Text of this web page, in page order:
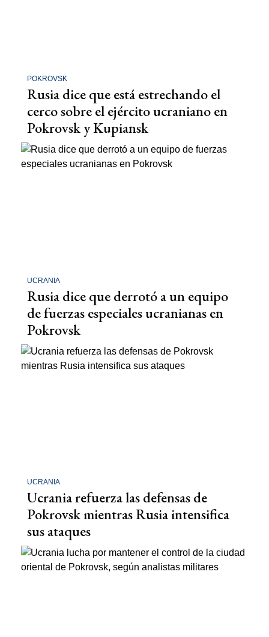
POKROVSK
Rusia dice que está estrechando el
cerco sobre el ejército ucraniano en
Pokrovsk y Kupiansk
UCRANIA
Rusia dice que derrotó a un equipo
de fuerzas especiales ucranianas en
Pokrovsk
UCRANIA
Ucrania refuerza las defensas de
Pokrovsk mientras Rusia intensifica
sus ataques